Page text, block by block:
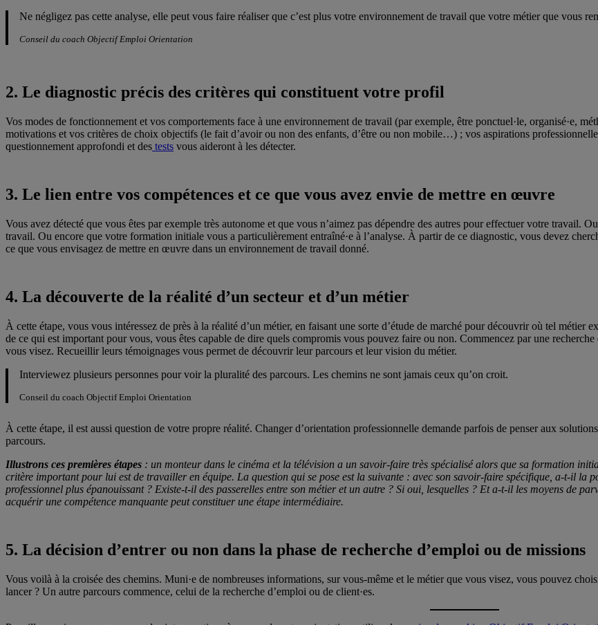
Ne négligez pas cette analyse, elle peut vous faire réaliser que c’est plus votre environnement de travail que votre métier que vous
Conseil du coach Objectif Emploi Orientation
2. Le diagnostic précis des critères qui constituent votre profil
Vos modes de fonctionnement et vos comportements face à une environnement de travail (par exemple, être ponctuel·le, organisé·e,
motivations et vos critères de choix objectifs (le fait d’avoir ou non des enfants, d’être ou non mobile…) ; vos aspirations
questionnement approfondi et des tests vous aideront à les détecter.
3. Le lien entre vos compétences et ce que vous avez envie de mettre en œuvre
Vous avez détecté que vous êtes par exemple très autonome et que vous n’aimez pas dépendre des autres pour effectuer votre travail.
travail. Ou encore que votre formation initiale vous a particulièrement entraîné·e à l’analyse. À partir de ce diagnostic, vous devez
ce que vous envisagez de mettre en œuvre dans un environnement de travail donné.
4. La découverte de la réalité d’un secteur et d’un métier
À cette étape, vous vous intéressez de près à la réalité d’un métier, en faisant une sorte d’étude de marché pour découvrir où tel métier
de ce qui est important pour vous, vous êtes capable de dire quels compromis vous pouvez faire ou non. Commencez par une
vous visez. Recueillir leurs témoignages vous permet de découvrir leur parcours et leur vision du métier.
Interviewez plusieurs personnes pour voir la pluralité des parcours. Les chemins ne sont jamais ceux qu’on croit.
Conseil du coach Objectif Emploi Orientation
À cette étape, il est aussi question de votre propre réalité. Changer d’orientation professionnelle demande parfois de penser aux
parcours.
Illustrons ces premières étapes : un monteur dans le cinéma et la télévision a un savoir-faire très spécialisé alors que sa formation
critère important pour lui est de travailler en équipe. La question qui se pose est la suivante : avec son savoir-faire spécifique, a-t-il la
professionnel plus épanouissant ? Existe-t-il des passerelles entre son métier et un autre ? Si oui, lesquelles ? Et a-t-il les moyens de
acquérir une compétence manquante peut constituer une étape intermédiaire.
5. La décision d’entrer ou non dans la phase de recherche d’emploi ou de missions
Vous voilà à la croisée des chemins. Muni·e de nombreuses informations, sur vous-même et le métier que vous visez, vous pouvez
lancer ? Un autre parcours commence, celui de la recherche d’emploi ou de client·es.